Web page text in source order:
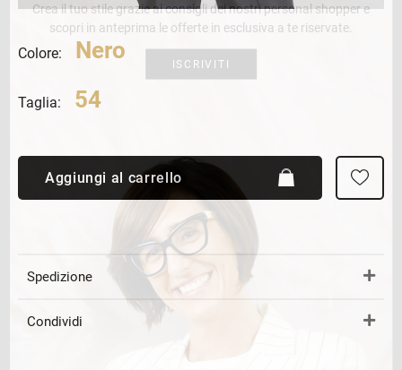
Colore: Nero
Taglia: 54
Aggiungi al carrello
Spedizione
Condividi
Crea il tuo stile grazie ai consigli dei nostri personal shopper e
scopri in anteprima le offerte in esclusiva a te riservate.
ISCRIVITI